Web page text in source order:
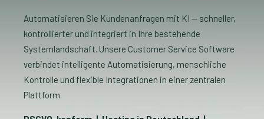
Automatisieren Sie Kundenanfragen mit KI — schneller,
kontrollierter und integriert in Ihre bestehende
Systemlandschaft. Unsere Customer Service Software
verbindet intelligente Automatisierung, menschliche
Kontrolle und flexible Integrationen in einer zentralen
Plattform.